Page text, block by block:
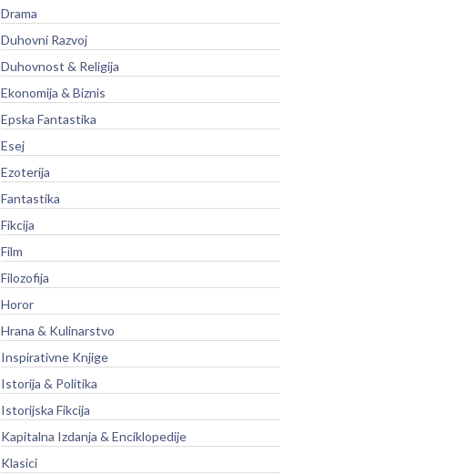
Drama
Duhovni Razvoj
Duhovnost & Religija
Ekonomija & Biznis
Epska Fantastika
Esej
Ezoterija
Fantastika
Fikcija
Film
Filozofija
Horor
Hrana & Kulinarstvo
Inspirativne Knjige
Istorija & Politika
Istorijska Fikcija
Kapitalna Izdanja & Enciklopedije
Klasici